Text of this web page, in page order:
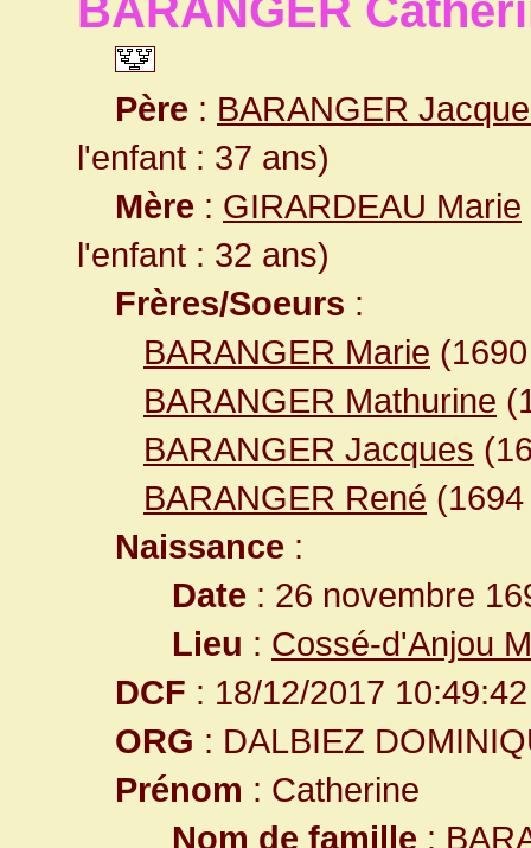
BARANGER
Père : BARANGER
l'enfant : 37 ans)
Mère : GIRARDEAU Marie
l'enfant : 32 ans)
Frères/Soeurs :
BARANGER Marie
BARANGER Mathurine
BARANGER Jacques
BARANGER René
Naissance :
Date : 26 novembre
Lieu : Cossé-d'Anjou
DCF : 18/12/2017 10:49:42
ORG : DALBIEZ
Prénom : Catherine
Nom de famille :